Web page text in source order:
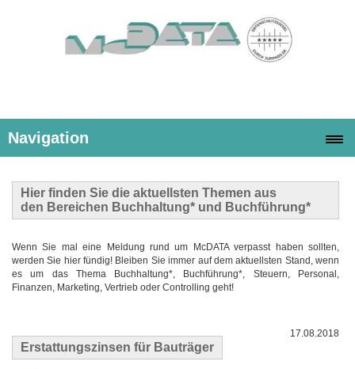
Navigation
Hier finden Sie die aktuellsten Themen aus
den Bereichen Buchhaltung* und Buchführung*
Wenn Sie mal eine Meldung rund um McDATA verpasst haben sollten,
werden Sie hier fündig! Bleiben Sie immer auf dem aktuellsten Stand, wenn
es um das Thema Buchhaltung*, Buchführung*, Steuern, Personal,
Finanzen, Marketing, Vertrieb oder Controlling geht!
Erstattungszinsen für Bauträger
17.08.2018